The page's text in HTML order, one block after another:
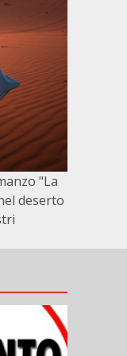
"La
deserto